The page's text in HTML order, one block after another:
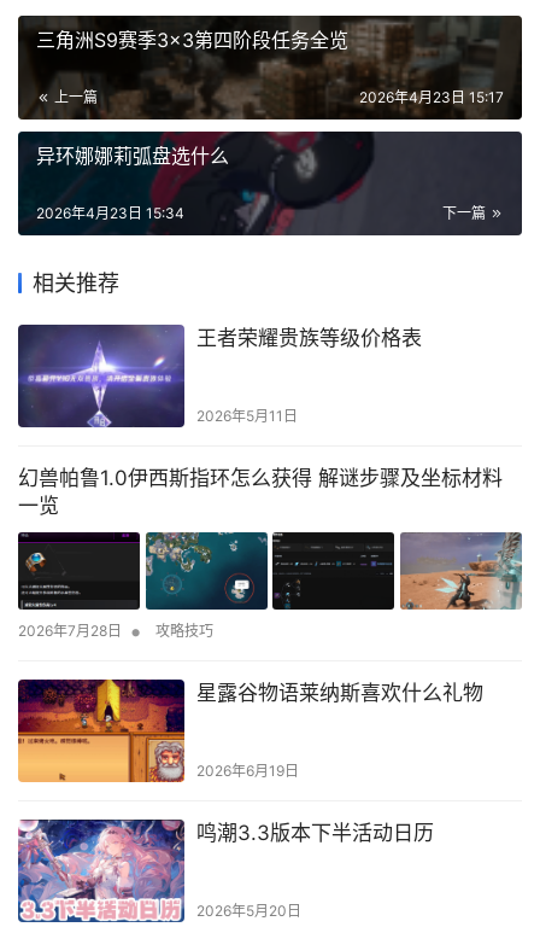
三角洲S9赛季3×3第四阶段任务全览
上一篇 2026年4月23日 15:17
异环娜娜莉弧盘选什么
下一篇
2026年4月23日 15:34
相关推荐
王者荣耀贵族等级价格表
2026年5月11日
幻兽帕鲁1.0伊西斯指环怎么获得 解谜步骤及坐标材料
一览
2026年7月28日 • 攻略技巧
星露谷物语莱纳斯喜欢什么礼物
2026年6月19日
鸣潮3.3版本下半活动日历
2026年5月20日